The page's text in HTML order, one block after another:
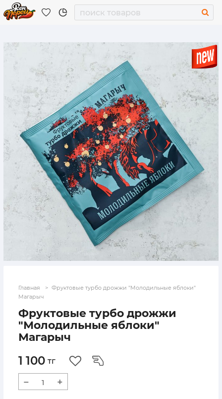
Главная
Фруктовые турбо дрожжи "Молодильные яблоки"
Магарыч
Фруктовые турбо дрожжи
"Молодильные яблоки"
Магарыч
1 100 тг
− +